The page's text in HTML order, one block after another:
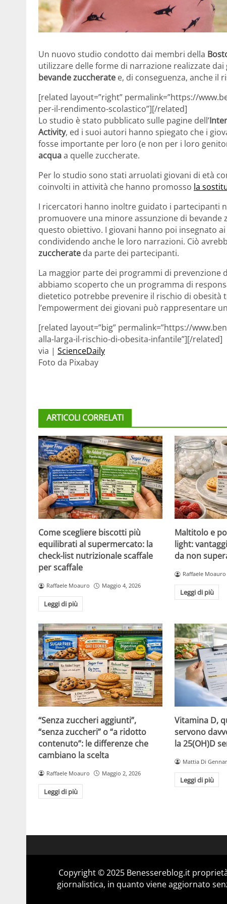
Un nuovo studio condotto dai membri della
utilizzare delle forme di narrazione realizzate
bevande zuccherate e, di conseguenza, anche il
[related layout=”right” permalink=”https://
per-il-rendimento-scolastico”][/related]
Lo studio è stato pubblicato sulle pagine dell’
Activity, ed i suoi autori hanno spiegato che i
fosse importante per loro (e non per i loro
acquaa quelle zuccherate.
Per lo studio sono stati arruolati giovani di età
coinvolti in attività che hanno promosso la
I ricercatori hanno inoltre guidato i partecipanti
promuovere una minore assunzione di
questo obiettivo. I giovani hanno poi insegnato
condividendo anche le loro narrazioni. Ciò
zuccherate da parte dei partecipanti.
La maggior parte dei programmi di prevenzione
abbiamo scoperto che un programma di
dietetico potrebbe prevenire il rischio di obesità
l’empowerment dei giovani può rappresentare
[related layout=”big” permalink=”https://
alla-larga-il-rischio-di-obesita-infantile”][/related]
via | ScienceDaily
Foto da Pixabay
ARTICOLI CORRELATI
Come scegliere biscotti più
equilibrati al supermercato: la
check-list nutrizionale scaffale
per scaffale
Raffaele Moauro Maggio 4, 2026
Leggi di più
Maltitolo e
light:
da non
Raffaele Moauro
Leggi di più
“Senza zuccheri aggiunti”,
“senza zuccheri” o “a ridotto
contenuto”: le differenze che
cambiano la scelta
Raffaele Moauro Maggio 2, 2026
Leggi di più
Vitamina D,
servono
la 25(OH)D
Mattia Di
Leggi di più
Copyright © 2025 Benessereblog.it
giornalistica, in quanto viene aggiornato